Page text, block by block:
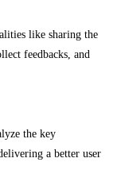
like sharing the
feedbacks, and
the key
a better user